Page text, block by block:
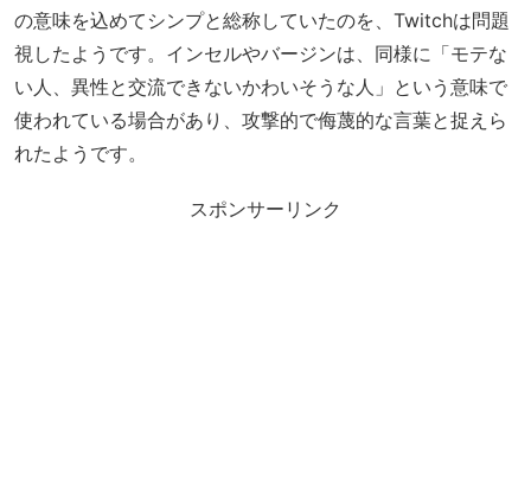
の意味を込めてシンプと総称していたのを、Twitchは問題
視したようです。インセルやバージンは、同様に「モテな
い人、異性と交流できないかわいそうな人」という意味で
使われている場合があり、攻撃的で侮蔑的な言葉と捉えら
れたようです。
スポンサーリンク